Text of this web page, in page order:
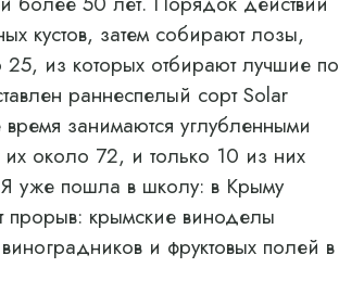
кустов, затем собирают лозы,
25, из которых отбирают лучшие по
раннеспелый сорт Solar
занимаются углубленными
около 72, и только 10 из них
уже пошла в школу: в Крыму
прорыв: крымские виноделы
и фруктовых полей в